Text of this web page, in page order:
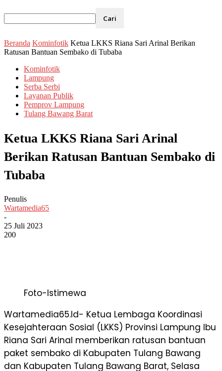
Beranda Kominfotik Ketua LKKS Riana Sari Arinal Berikan
Ratusan Bantuan Sembako di Tubaba
Kominfotik
Lampung
Serba Serbi
Layanan Publik
Pemprov Lampung
Tulang Bawang Barat
Ketua LKKS Riana Sari Arinal
Berikan Ratusan Bantuan Sembako di
Tubaba
Penulis
Wartamedia65
-
25 Juli 2023
200
Foto-Istimewa
Wartamedia65.Id- Ketua Lembaga Koordinasi
Kesejahteraan Sosial (LKKS) Provinsi Lampung Ibu
Riana Sari Arinal memberikan ratusan bantuan
paket sembako di Kabupaten Tulang Bawang
dan Kabupaten Tulang Bawang Barat, Selasa